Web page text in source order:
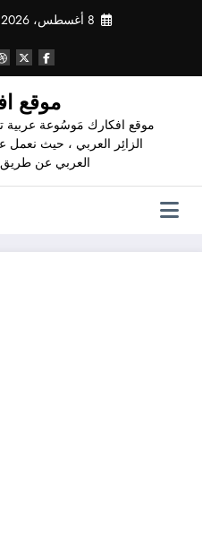
8 أغسطس، 2026
موقع
موقع افكارك مَوسُوعة عربية
الزائِر العربي ، حيث نعمل
العربي عن طريق